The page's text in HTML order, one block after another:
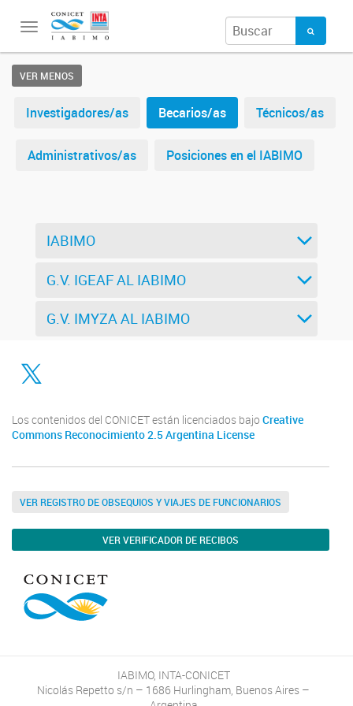
Toggle
VER MENOS
Investigadores/as Becarios/as Técnicos/as
Administrativos/as Posiciones en el IABIMO
IABIMO
G.V. IGEAF AL IABIMO
G.V. IMYZA AL IABIMO
Twitter
Los contenidos del CONICET están licenciados bajo Creative
Commons Reconocimiento 2.5 Argentina License
VER REGISTRO DE OBSEQUIOS Y VIAJES DE FUNCIONARIOS
VER VERIFICADOR DE RECIBOS
IABIMO, INTA-CONICET
Nicolás Repetto s/n – 1686 Hurlingham, Buenos Aires –